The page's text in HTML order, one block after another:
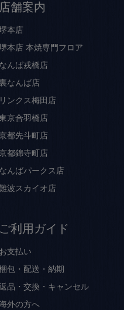
店舗案内
本店
本店 本焼専門フロア
なんば戎橋店
裏なんば店
リンクス梅田店
京合羽橋店
京都先斗町店
京都錦寺町店
なんばパークス店
難波スカイオ店
ご利用ガイド
お支払い
包・配送・納期
品・交換・キャンセル
外の方へ